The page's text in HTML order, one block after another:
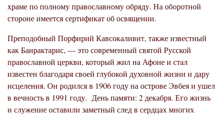
храме по полному православному обряду. На оборотной
стороне имеется сертификат об освящении.
Преподобный Порфирий Кавсокаливит, также известный
как Баирактарис, — это современный святой Русской
православной церкви, который жил на Афоне и стал
известен благодаря своей глубокой духовной жизни и дару
исцеления. Он родился в 1906 году на острове Эвбея и ушел
в вечность в 1991 году. День памяти: 2 декабря. Его жизнь
и служение оставили заметный след в сердцах многих